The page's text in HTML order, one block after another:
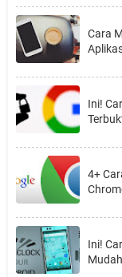
Cara
Ini!
4+
Ini!